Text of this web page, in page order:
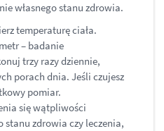
własnego stanu zdrowia.
temperaturę ciała.
– badanie
trzy razy dziennie,
porach dnia. Jeśli czujesz
pomiar.
się wątpliwości
stanu zdrowia czy leczenia,